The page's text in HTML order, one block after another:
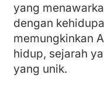
yang
dengan
memungkinkan
hidup, sejarah
yang unik.